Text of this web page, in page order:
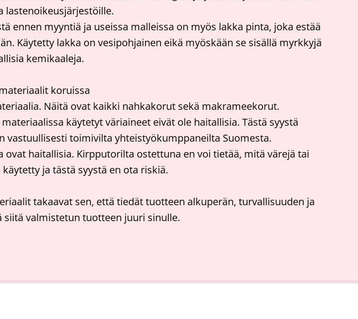
lastenoikeusjärjestöille.
ennen myyntiä ja useissa malleissa on myös lakka pinta, joka estää
Käytetty lakka on vesipohjainen eikä myöskään se sisällä myrkkyjä
kemikaaleja.
koruissa
Näitä ovat kaikki nahkakorut sekä makrameekorut.
käytetyt väriaineet eivät ole haitallisia. Tästä syystä
toimivilta yhteistyökumppaneilta Suomesta.
haitallisia. Kirpputorilta ostettuna en voi tietää, mitä värejä tai
ja tästä syystä en ota riskiä.
takaavat sen, että tiedät tuotteen alkuperän, turvallisuuden ja
siitä valmistetun tuotteen juuri sinulle.